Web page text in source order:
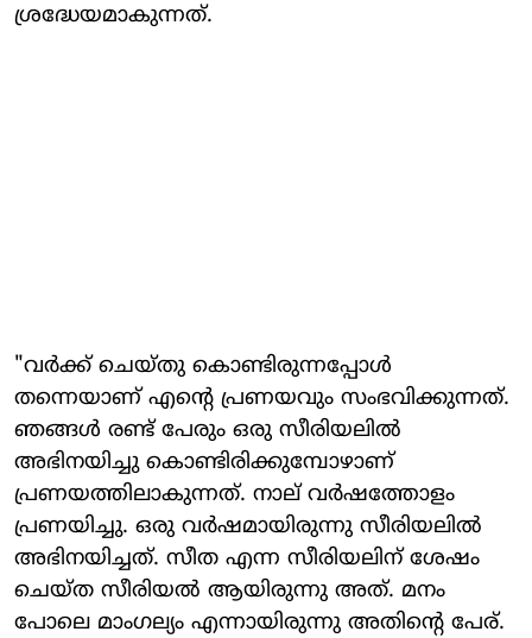
ശ്രദ്ധേയമാകുന്നത്.
"വർക്ക് ചെയ്തു കൊണ്ടിരുന്നപ്പോൾ
തന്നെയാണ് എന്റെ പ്രണയവും സംഭവിക്കുന്നത്.
ഞങ്ങൾ രണ്ട് പേരും ഒരു സീരിയലിൽ
അഭിനയിച്ചു കൊണ്ടിരിക്കുമ്പോഴാണ്
പ്രണയത്തിലാകുന്നത്. നാല് വർഷത്തോളം
പ്രണയിച്ചു. ഒരു വർഷമായിരുന്നു സീരിയലിൽ
അഭിനയിച്ചത്. സീത എന്ന സീരിയലിന് ശേഷം
ചെയ്ത സീരിയൽ ആയിരുന്നു അത്. മനം
പോലെ മാം​ഗല്യം എന്നായിരുന്നു അതിന്റെ പേര്.